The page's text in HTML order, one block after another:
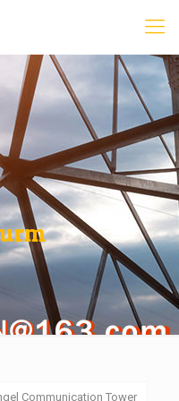
Communication Tower